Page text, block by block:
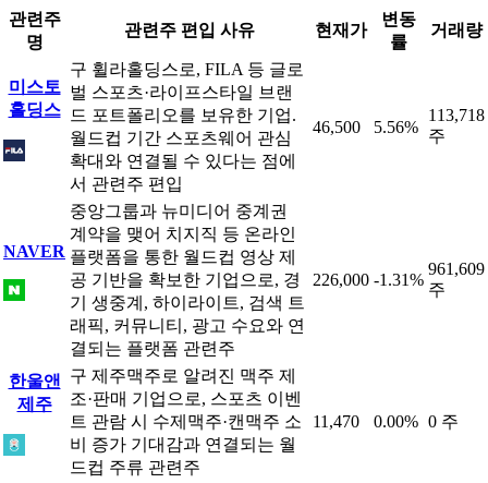
관련주
명
관련주 편입 사유 현재가
변동
률
거래량
미스토
홀딩스
구 휠라홀딩스로, FILA 등 글로
벌 스포츠·라이프스타일 브랜
드 포트폴리오를 보유한 기업.
월드컵 기간 스포츠웨어 관심
확대와 연결될 수 있다는 점에
서 관련주 편입
46,500 5.56%
113,718
주
NAVER
중앙그룹과 뉴미디어 중계권
계약을 맺어 치지직 등 온라인
플랫폼을 통한 월드컵 영상 제
공 기반을 확보한 기업으로, 경
기 생중계, 하이라이트, 검색 트
래픽, 커뮤니티, 광고 수요와 연
결되는 플랫폼 관련주
226,000 -1.31%
961,609
주
한울앤
제주
구 제주맥주로 알려진 맥주 제
조·판매 기업으로, 스포츠 이벤
트 관람 시 수제맥주·캔맥주 소
비 증가 기대감과 연결되는 월
드컵 주류 관련주
11,470 0.00% 0 주